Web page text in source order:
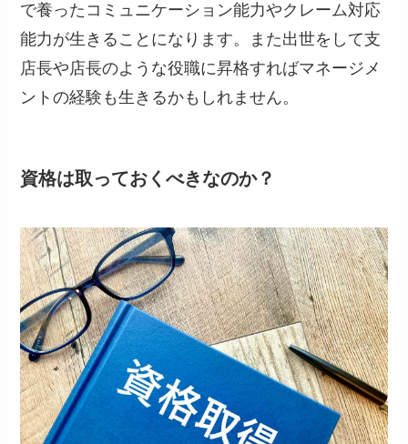
で養ったコミュニケーション能力やクレーム対応
能力が生きることになります。また出世をして支
店長や店長のような役職に昇格すればマネージメ
ントの経験も生きるかもしれません。
資格は取っておくべきなのか？